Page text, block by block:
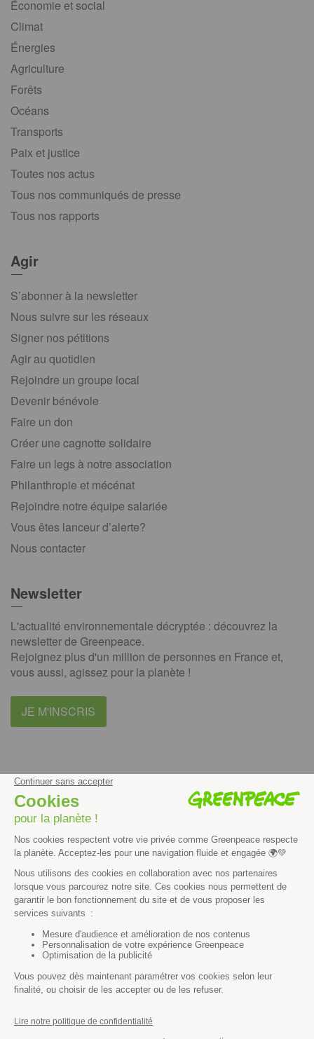
Économie et social
Climat
Énergies
Agriculture
Forêts
Océans
Transports
Paix et justice
Toutes nos actus
Tous nos communiqués de presse
Tous nos rapports
Agir
S’abonner à la newsletter
Nous suivre sur les réseaux
Signer nos pétitions
Agir au quotidien
Rejoindre un groupe local
Devenir bénévole
Faire un don
Créer une cagnotte solidaire
Faire un legs à notre association
Philanthropie et mécénat
Rejoindre notre équipe salariée
Vous êtes lanceur d’alerte?
Nous contacter
Newsletter
L'actualité environnementale décryptée : découvrez la
newsletter de Greenpeace.
Rejoignez plus d'un million de personnes en France et,
vous aussi, agissez pour la planète !
JE M'INSCRIS
instagramyoutube
Contenus et propriété intellectuelle
Mentions légales
Politique de confidentialité
Les autres sites de Greenpeace
dans le monde
Cliquez-ici pour modifier vos préférences en matière de cookies
Greenpeace
Tel : 01 80 96 96 96